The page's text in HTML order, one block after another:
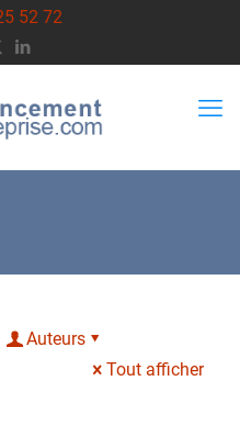
52 72
Auteurs
Tout afficher